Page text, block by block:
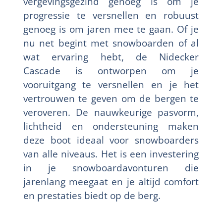
progressie te versnellen en robuust
genoeg is om jaren mee te gaan. Of je
nu net begint met snowboarden of al
wat ervaring hebt, de Nidecker
Cascade is ontworpen om je
vooruitgang te versnellen en je het
vertrouwen te geven om de bergen te
veroveren. De nauwkeurige pasvorm,
lichtheid en ondersteuning maken
deze boot ideaal voor snowboarders
van alle niveaus. Het is een investering
in je snowboardavonturen die
jarenlang meegaat en je altijd comfort
en prestaties biedt op de berg.